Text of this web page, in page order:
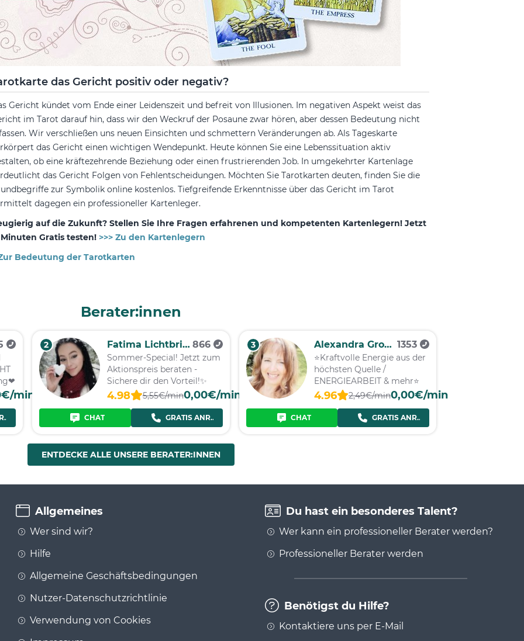
das Gericht positiv oder negativ?
Gericht kündet vom Ende einer Leidenszeit und befreit von Illusionen. Im negativen Aspekt weist das
im Tarot darauf hin, dass wir den Weckruf der Posaune zwar hören, aber dessen Bedeutung nicht
Wir verschließen uns neuen Einsichten und schmettern Veränderungen ab. Als Tageskarte
das Gericht einen wichtigen Wendepunkt. Heute können Sie eine Lebenssituation aktiv
ob eine kräftezehrende Beziehung oder einen frustrierenden Job. In umgekehrter Kartenlage
das Gericht Folgen von Fehlentscheidungen. Möchten Sie Tarotkarten deuten, finden Sie die
zur Symbolik online kostenlos. Tiefgreifende Erkenntnisse über das Gericht im Tarot
dagegen ein professioneller Kartenleger.
auf die Zukunft? Stellen Sie Ihre Fragen erfahrenen und kompetenten Kartenlegern! Jetzt
Minuten Gratis testen! >>> Zu den Kartenlegern
Bedeutung der Tarotkarten
Berater:innen
min
2 Fatima Lichtbringerin 866
Sommer-Special! Jetzt zum
Aktionspreis beraten -
Sichere dir den Vorteil!✨
4.98 5,55€/min0,00€/min
CHAT GRATIS ANRUF
3 Alexandra Groelinger 1353
⭐️Kraftvolle Energie aus der
höchsten Quelle /
ENERGIEARBEIT & mehr⭐️
4.96 2,49€/min0,00€/min
CHAT GRATIS ANRUF
ENTDECKE ALLE UNSERE BERATER:INNEN
Allgemeines
Wer sind wir?
Hilfe
Allgemeine Geschäftsbedingungen
Nutzer-Datenschutzrichtlinie
Verwendung von Cookies
Du hast ein besonderes Talent?
Wer kann ein professioneller Berater werden?
Professioneller Berater werden
Benötigst du Hilfe?
Kontaktiere uns per E-Mail